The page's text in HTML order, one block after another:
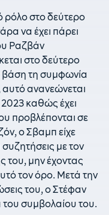
ρόλο στο δεύτερο
να έχει πάρει
Ραζβάν
στο δεύτερο
βάση τη συμφωνία
αυτό ανανεώνεται
καθώς έχει
προβλέπονται σε
ο Σβαμπ είχε
με τον
μην έχοντας
τον όρο. Μετά την
του, ο Στέφαν
συμβολαίου του.